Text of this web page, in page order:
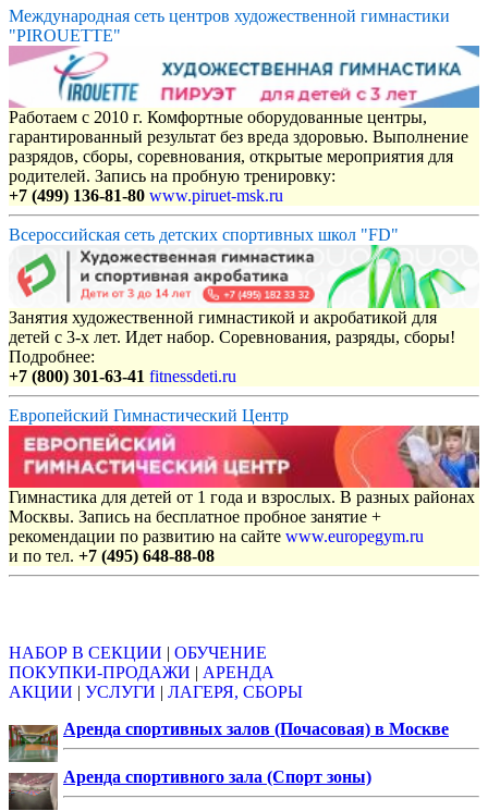
Международная сеть центров художественной гимнастики
"PIROUETTE"
Работаем с 2010 г. Комфортные оборудованные центры,
гарантированный результат без вреда здоровью. Выполнение
разрядов, сборы, соревнования, открытые мероприятия для
родителей. Запись на пробную тренировку:
+7 (499) 136-81-80 www.piruet-msk.ru
Всероссийская сеть детских спортивных школ "FD"
Занятия художественной гимнастикой и акробатикой для
детей с 3-х лет. Идет набор. Соревнования, разряды, сборы!
Подробнее:
+7 (800) 301-63-41 fitnessdeti.ru
Европейский Гимнастический Центр
Гимнастика для детей от 1 года и взрослых. В разных районах
Москвы. Запись на бесплатное пробное занятие +
рекомендации по развитию на сайте www.europegym.ru
и по тел. +7 (495) 648-88-08
НАБОР В СЕКЦИИ | ОБУЧЕНИЕ
ПОКУПКИ-ПРОДАЖИ | АРЕНДА
АКЦИИ | УСЛУГИ | ЛАГЕРЯ, СБОРЫ
Аренда спортивных залов (Почасовая) в Москве
Аренда спортивного зала (Спорт зоны)